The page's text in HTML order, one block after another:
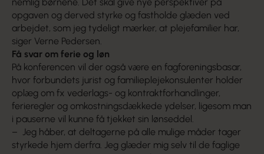
opgaven og derved styrke og fastholde glæden ved
arbejdet, som jeg tydeligt mærker, at plejefamilier har,
siger Verne Pedersen.
Få svar om ferie og løn
På konferencen vil der også være en fagforeningsbasar,
hvor forbundets jurist og familieplejekonsulenter holder
oplæg om fx vederlags- og kontraktforhandlinger,
ferieregler og omkostningsdækkede ydelser, ligesom man
i pauserne vil kunne få tjekket sin lønseddel.
– Jeg håber, at deltagerne på alle mulige måder tager
styrkede hjem derfra. Jeg glæder mig selv til de faglige